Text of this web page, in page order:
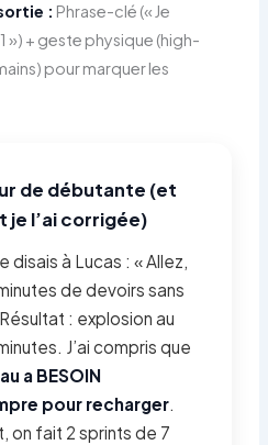
: Phrase-clé (« Je
») + geste physique (high-
pour marquer les
de débutante (et
je l’ai corrigée)
disais à Lucas : « Allez,
de devoirs sans
: explosion au
J’ai compris que
a BESOIN
pour recharger.
on fait 2 sprints de 7